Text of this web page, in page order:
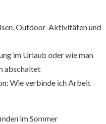
Outdoor-Aktivitäten und
im Urlaub oder wie man
abschaltet
Wie verbinde ich Arbeit
im Sommer